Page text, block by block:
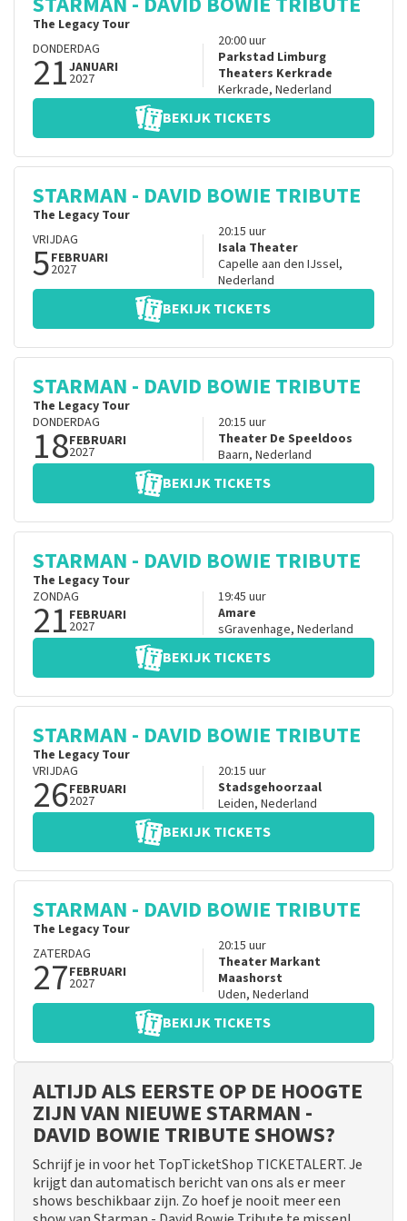
The Legacy Tour
DONDERDAG
21JANUARI
2027
20:00uur
Parkstad Limburg
Theaters Kerkrade
Kerkrade, Nederland
BEKIJK TICKETS
STARMAN - DAVID BOWIE TRIBUTE
The Legacy Tour
VRIJDAG
5FEBRUARI
2027
20:15 uur
Isala Theater
Capelle aan den IJssel,
Nederland
BEKIJK TICKETS
STARMAN - DAVID BOWIE TRIBUTE
The Legacy Tour
DONDERDAG
18FEBRUARI
2027
20:15 uur
Theater De Speeldoos
Baarn, Nederland
BEKIJK TICKETS
STARMAN - DAVID BOWIE TRIBUTE
The Legacy Tour
ZONDAG
21 FEBRUARI
2027
19:45 uur
Amare
sGravenhage, Nederland
BEKIJK TICKETS
STARMAN - DAVID BOWIE TRIBUTE
The Legacy Tour
VRIJDAG
26FEBRUARI
2027
20:15 uur
Stadsgehoorzaal
Leiden, Nederland
BEKIJK TICKETS
STARMAN - DAVID BOWIE TRIBUTE
The Legacy Tour
ZATERDAG
27FEBRUARI
2027
20:15 uur
Theater Markant
Maashorst
Uden, Nederland
BEKIJK TICKETS
ALTIJD ALS EERSTE OP DE HOOGTE
ZIJN VAN NIEUWE STARMAN -
DAVID BOWIE TRIBUTE SHOWS?
Schrijf je in voor het TopTicketShop TICKETALERT. Je
krijgt dan automatisch bericht van ons als er meer
shows beschikbaar zijn. Zo hoef je nooit meer een